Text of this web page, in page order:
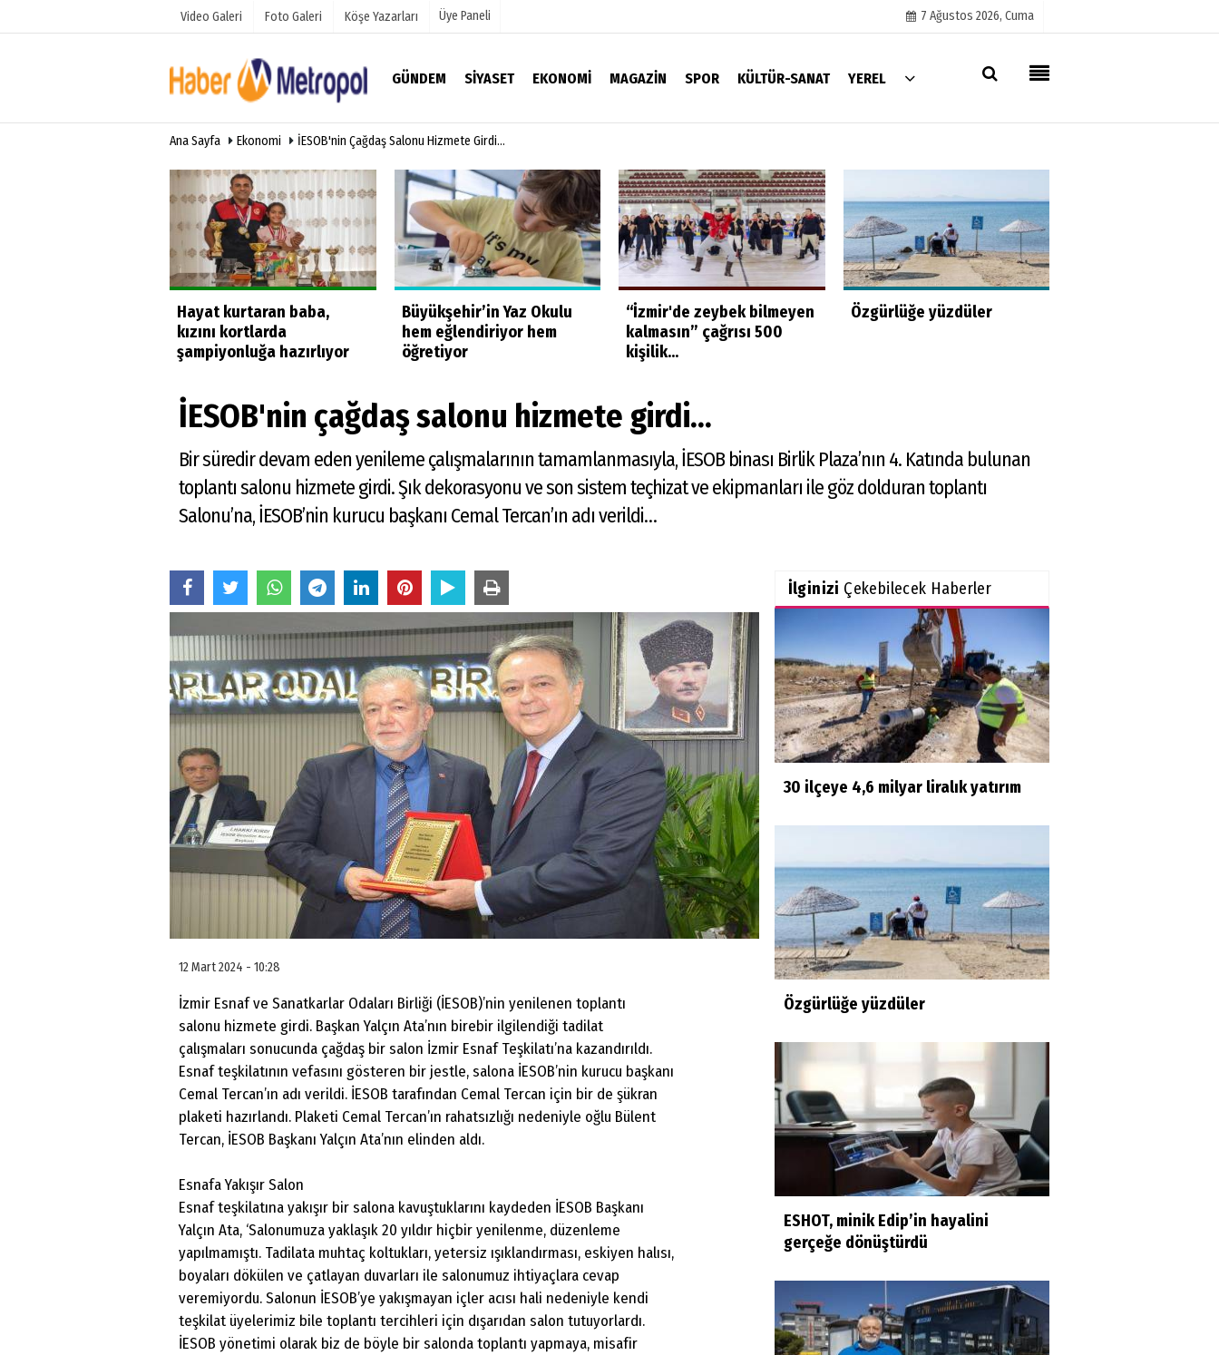
Video Galeri Foto Galeri Köşe Yazarları Üye Paneli 7 Ağustos 2026, Cuma
GÜNDEM SIYASET EKONOMI MAGAZIN SPOR KÜLTÜR-SANAT YEREL
Hava Durumu
Anketler
Video Galeri
Foto Galeri
İletişim
Çerez Politikası
Gizlilik İlkeleri
Ana Sayfa Ekonomi İESOB'nin Çağdaş Salonu Hizmete Girdi…
Hayat kurtaran baba,
kızını kortlarda
şampiyonluğa hazırlıyor
Büyükşehir’in Yaz Okulu
hem eğlendiriyor hem
öğretiyor
“İzmir'de zeybek bilmeyen
kalmasın” çağrısı 500
kişilik...
Özgürlüğe yüzdüler
İESOB'nin çağdaş salonu hizmete girdi…
Bir süredir devam eden yenileme çalışmalarının tamamlanmasıyla, İESOB binası Birlik Plaza’nın 4. Katında bulunan
toplantı salonu hizmete girdi. Şık dekorasyonu ve son sistem teçhizat ve ekipmanları ile göz dolduran toplantı
Salonu’na, İESOB’nin kurucu başkanı Cemal Tercan’ın adı verildi…
12 Mart 2024 - 10:28
İzmir Esnaf ve Sanatkarlar Odaları Birliği (İESOB)’nin yenilenen toplantı
salonu hizmete girdi. Başkan Yalçın Ata’nın birebir ilgilendiği tadilat
çalışmaları sonucunda çağdaş bir salon İzmir Esnaf Teşkilatı’na kazandırıldı.
Esnaf teşkilatının vefasını gösteren bir jestle, salona İESOB’nin kurucu başkanı
Cemal Tercan’ın adı verildi. İESOB tarafından Cemal Tercan için bir de şükran
plaketi hazırlandı. Plaketi Cemal Tercan’ın rahatsızlığı nedeniyle oğlu Bülent
Tercan, İESOB Başkanı Yalçın Ata’nın elinden aldı.
Esnafa Yakışır Salon
Esnaf teşkilatına yakışır bir salona kavuştuklarını kaydeden İESOB Başkanı
Yalçın Ata, ‘Salonumuza yaklaşık 20 yıldır hiçbir yenilenme, düzenleme
yapılmamıştı. Tadilata muhtaç koltukları, yetersiz ışıklandırması, eskiyen halısı,
boyaları dökülen ve çatlayan duvarları ile salonumuz ihtiyaçlara cevap
veremiyordu. Salonun İESOB’ye yakışmayan içler acısı hali nedeniyle kendi
teşkilat üyelerimiz bile toplantı tercihleri için dışarıdan salon tutuyorlardı.
İESOB yönetimi olarak biz de böyle bir salonda toplantı yapmaya, misafir
İlginizi Çekebilecek Haberler
30 ilçeye 4,6 milyar liralık yatırım
Özgürlüğe yüzdüler
ESHOT, minik Edip’in hayalini
gerçeğe dönüştürdü